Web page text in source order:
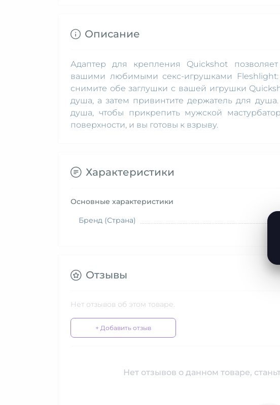
Описание
Адаптер для крепления Quickshot
вашими любимыми секс-игрушками
снимите обе заглушки с вашей игрушки
душа, а затем привинтите держатель для
душа, чтобы прикрепить мужской
поверхности, и вы готовы к взрыву.
Характеристики
Основные характеристики
Бренд (Страна)
Отзывы
Нет отзывов об этом товаре.
+ Добавить отзыв
Нет отзывов о данном товаре,